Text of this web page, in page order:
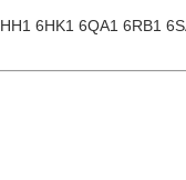
6HK1 6QA1 6RB1